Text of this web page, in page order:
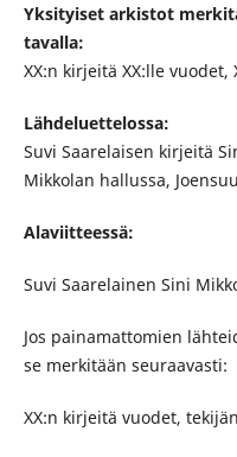
Yksityiset arkistot
tavalla:
XX:n kirjeitä XX:lle
Lähdeluettelossa:
Suvi Saarelaisen kirjeitä
Mikkolan hallussa,
Alaviitteessä:
Suvi Saarelainen Sini
Jos painamattomien
se merkitään seuraavasti:
XX:n kirjeitä vuodet,